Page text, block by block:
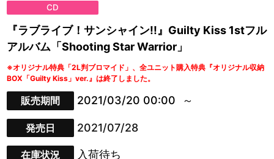
CD
『ラブライブ！サンシャイン!!』Guilty Kiss 1stフル
アルバム「Shooting Star Warrior」
※オリジナル特典「2L判ブロマイド」、全ユニット購入特典『オリジナル収納
BOX「Guilty Kiss」ver.』は終了しました。
販売期間 2021/03/20 00:00
発売日 2021/07/28
在庫状況 入荷待ち